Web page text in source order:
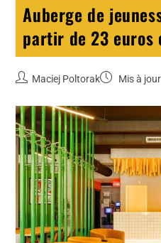
Auberge de
partir de 23 euros
Maciej Poltorak Mis à